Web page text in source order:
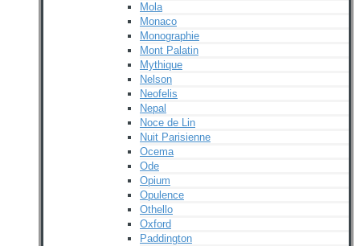
Mola
Monaco
Monographie
Mont Palatin
Mythique
Nelson
Neofelis
Nepal
Noce de Lin
Nuit Parisienne
Ocema
Ode
Opium
Opulence
Othello
Oxford
Paddington